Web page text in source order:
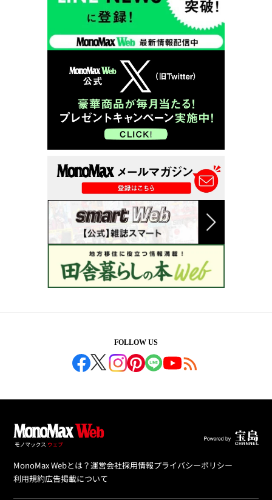
FOLLOW US
MonoMax Webとは？運営会社採用情報プライバシーポリシー
利用規約広告掲載について